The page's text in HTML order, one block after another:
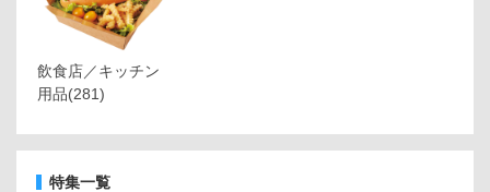
飲食店／キッチン
用品(281)
特集一覧